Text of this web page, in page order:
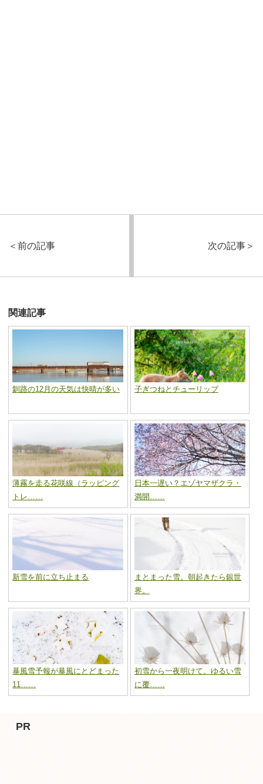
＜ 前の記事 次の記事 ＞
関連記事
釧路の12月の天気は快晴が多い 子ぎつねとチューリップ
薄霧を走る花咲線（ラッピング
トレ……
日本一遅い？エゾヤマザクラ・
満開……
新雪を前に立ち止まる
まとまった雪。朝起きたら銀世
界。
暴風雪予報が暴風にとどまった
11……
初雪から一夜明けて。ゆるい雪
に覆……
PR